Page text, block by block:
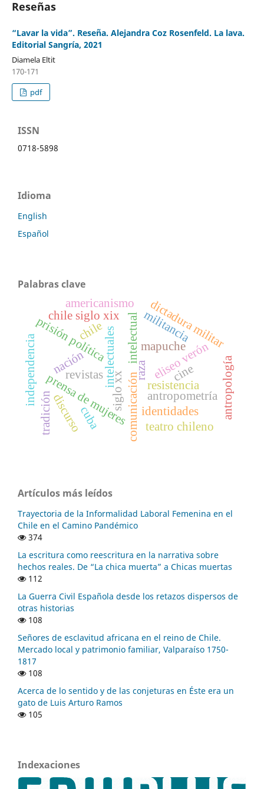
Reseñas
“Lavar la vida”. Reseña. Alejandra Coz Rosenfeld. La lava.
Editorial Sangría, 2021
Diamela Eltit
170-171
pdf
ISSN
0718-5898
Idioma
English
Español
Palabras clave
intelectuales
comunicación
eliseo verón
intelectual
prisión política dictadura militar
resistencia
prensa de mujeres
chile siglo xix
siglo xx
chile
raza
antropometría antropología
mapuche
revistas
nación
cuba
independencia
americanismo
militancia
discurso
cine
identidades
teatro chileno
tradición
Artículos más leídos
Trayectoria de la Informalidad Laboral Femenina en el
Chile en el Camino Pandémico
374
La escritura como reescritura en la narrativa sobre
hechos reales. De “La chica muerta” a Chicas muertas
112
La Guerra Civil Española desde los retazos dispersos de
otras historias
108
Señores de esclavitud africana en el reino de Chile.
Mercado local y patrimonio familiar, Valparaíso 1750-
1817
108
Acerca de lo sentido y de las conjeturas en Éste era un
gato de Luis Arturo Ramos
105
Indexaciones